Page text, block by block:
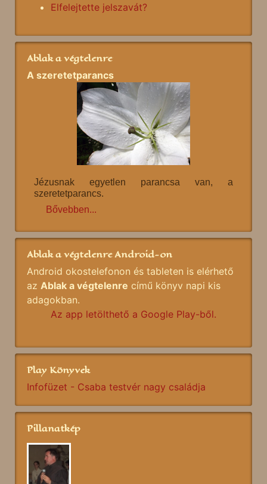
Elfelejtette jelszavát?
Ablak a végtelenre
A szeretetparancs
Jézusnak egyetlen parancsa van, a
szeretetparancs.
Bővebben...
Ablak a végtelenre Android-on
Android okostelefonon és tableten is elérhető
az Ablak a végtelenre című könyv napi kis
adagokban.
Az app letölthető a Google Play-ből.
Play Könyvek
Infofüzet - Csaba testvér nagy családja
Pillanatkép